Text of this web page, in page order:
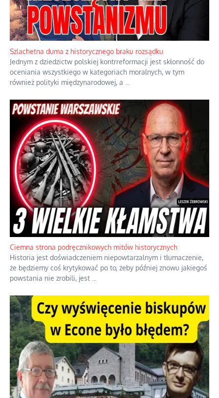
Szlachetna duma z historycznego braku rozsądku
Jednym z dziedzictw polskiej kontrreformacji jest skłonność do
oceniania wszystkiego w kategoriach moralnych, w tym
również polityki międzynarodowej, a
Ciemna strona podręcznikowych mitów historycznych
Historia jest doświadczeniem niepowtarzalnym i tłumaczenie,
że będziemy coś krytykować po to, żeby później znowu jakiegoś
powstania nie zrobili, jest